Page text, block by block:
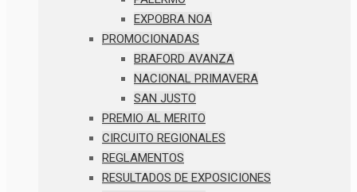
EXPOBRA NOA
PROMOCIONADAS
BRAFORD AVANZA
NACIONAL PRIMAVERA
SAN JUSTO
PREMIO AL MERITO
CIRCUITO REGIONALES
REGLAMENTOS
RESULTADOS DE EXPOSICIONES